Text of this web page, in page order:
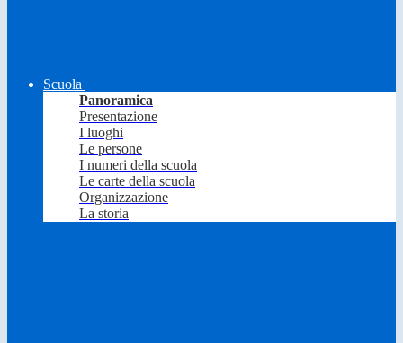
Scuola
Panoramica
Presentazione
I luoghi
Le persone
I numeri della scuola
Le carte della scuola
Organizzazione
La storia